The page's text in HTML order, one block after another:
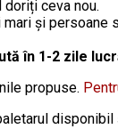
ceva nou.
și persoane
în 1-2 zile
propuse.